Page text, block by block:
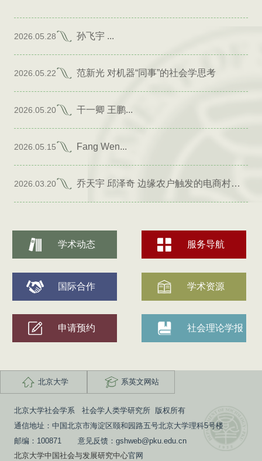
2026.05.28 孙飞宇 ...
2026.05.22 范新光 对机器“同事”的社会学思考
2026.05.20 干一卿 王鹏...
2026.05.15 Fang Wen...
2026.03.20 乔天宇 邱泽奇 边缘农户触发的电商村形成
学术动态 服务导航
国际合作 学术资源
申请预约 社会理论学报
北京大学 系英文网站
北京大学社会学系 社会学人类学研究所 版权所有
通信地址：中国北京市海淀区颐和园路五号北京大学理科5号楼
邮编：100871 意见反馈：gshweb@pku.edu.cn
北京大学中国社会与发展研究中心官网